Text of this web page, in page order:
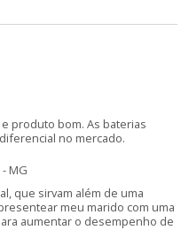
produto bom. As baterias
no mercado.
MG
que sirvam além de uma
meu marido com uma
aumentar o desempenho de